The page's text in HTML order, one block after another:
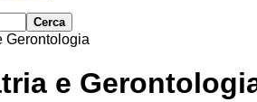
Gerontologia
e